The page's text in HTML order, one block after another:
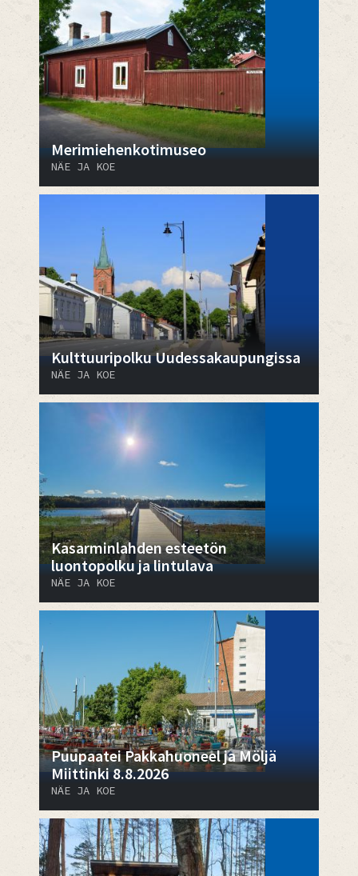
Merimiehenkotimuseo
NÄE JA KOE
Kulttuuripolku Uudessakaupungissa
NÄE JA KOE
Kasarminlahden esteetön
luontopolku ja lintulava
NÄE JA KOE
Puupaatei Pakkahuoneel ja Möljä
Miittinki 8.8.2026
NÄE JA KOE